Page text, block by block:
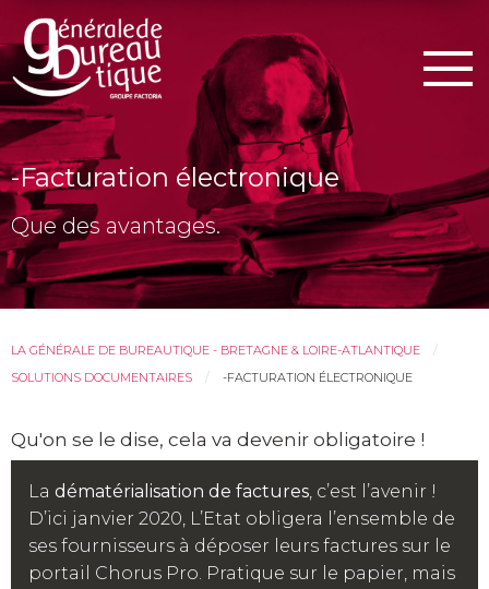
-Facturation électronique
Que des avantages.
LA GÉNÉRALE DE BUREAUTIQUE - BRETAGNE & LOIRE-ATLANTIQUE
SOLUTIONS DOCUMENTAIRES
-FACTURATION ÉLECTRONIQUE
Qu'on se le dise, cela va devenir obligatoire !
La dématérialisation de factures, c’est l’avenir !
D’ici janvier 2020, L’Etat obligera l’ensemble de
ses fournisseurs à déposer leurs factures sur le
portail Chorus Pro. Pratique sur le papier, mais